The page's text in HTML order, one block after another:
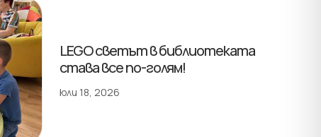
LEGO светът в библиотеката
става все по-голям!
юли 18, 2026